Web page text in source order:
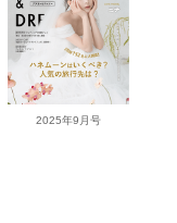
2025年9月号